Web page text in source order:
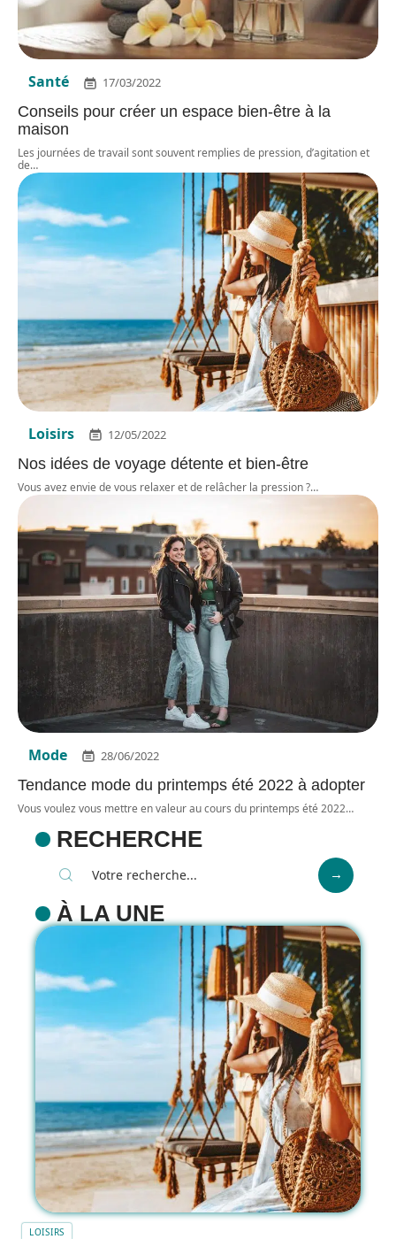
Santé 17/03/2022
Conseils pour créer un espace bien-être à la
maison
Les journées de travail sont souvent remplies de pression, d’agitation et
de…
Loisirs 12/05/2022
Nos idées de voyage détente et bien-être
Vous avez envie de vous relaxer et de relâcher la pression ?…
Mode 28/06/2022
Tendance mode du printemps été 2022 à adopter
Vous voulez vous mettre en valeur au cours du printemps été 2022…
RECHERCHE
À LA UNE
LOISIRS